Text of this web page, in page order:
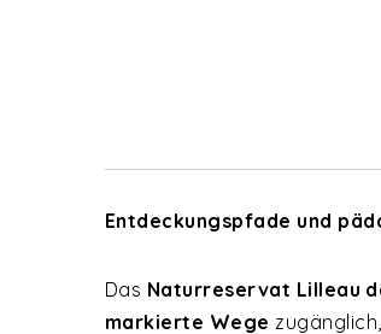
Entdeckungspfade und
Das Naturreservat Lilleau
markierte Wege